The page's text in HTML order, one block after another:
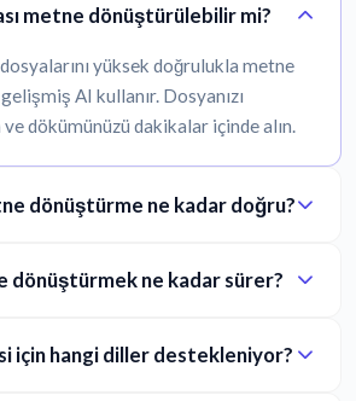
metne dönüştürülebilir mi?
yüksek doğrulukla metne
AI kullanır. Dosyanızı
dökümünüzü dakikalar içinde alın.
dönüştürme ne kadar doğru?
dönüştürmek ne kadar sürer?
için hangi diller destekleniyor?